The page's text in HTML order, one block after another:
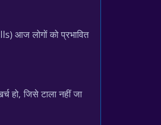
आज लोगों को प्रभावित
हो, जिसे टाला नहीं जा